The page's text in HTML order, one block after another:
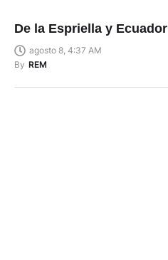
De la Espriella y Ecuador
agosto 8, 4:37 AM
By REM